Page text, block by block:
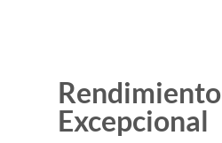
Rendimiento
Excepcional